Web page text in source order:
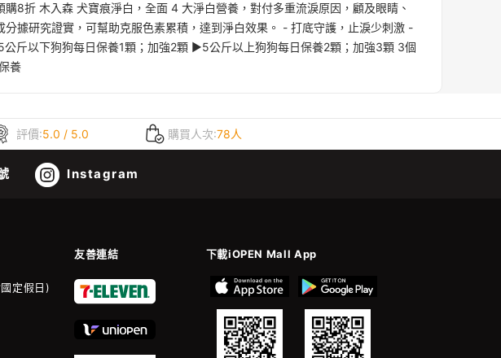
8折 木入森 犬寶痕淨白，全面 4 大淨白營養，對付多重流淚原因，顧及眼睛、
據研究證實，可幫助克服色素累積，達到淨白效果。 - 打底守護，止淚少刺激 -
斤以下狗狗每日保養1顆；加強2顆 ▶5公斤以上狗狗每日保養2顆；加強3顆 3個
養
評價:5.0 / 5.0 購買人次:78人
Instagram
友善連結 下載iOPEN Mall App
定假日)